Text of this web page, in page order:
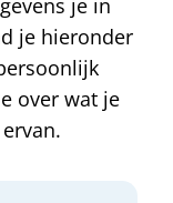
je in
je hieronder
over wat je